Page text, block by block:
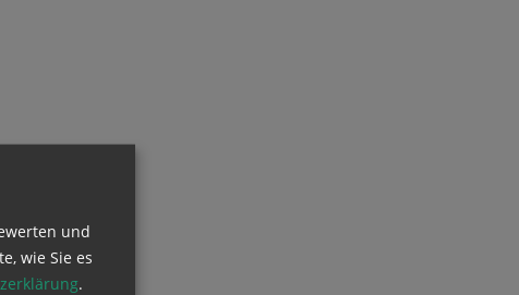
und
wie Sie es
.